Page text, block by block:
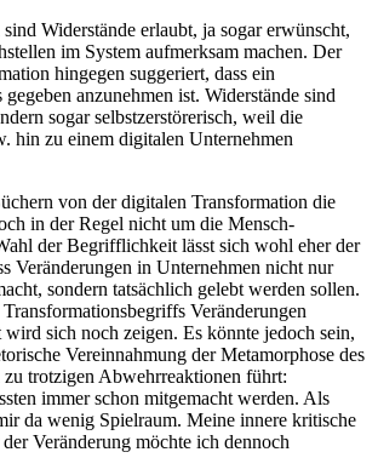
Widerstände erlaubt, ja sogar erwünscht,
im System aufmerksam machen. Der
hingegen suggeriert, dass ein
anzunehmen ist. Widerstände sind
sogar selbstzerstörerisch, weil die
hin zu einem digitalen Unternehmen
von der digitalen Transformation die
in der Regel nicht um die Mensch-
der Begrifflichkeit lässt sich wohl eher der
Veränderungen in Unternehmen nicht nur
sondern tatsächlich gelebt werden sollen.
Veränderungen
sich noch zeigen. Es könnte jedoch sein,
Vereinnahmung der Metamorphose des
zu trotzigen Abwehrreaktionen führt:
immer schon mitgemacht werden. Als
da wenig Spielraum. Meine innere kritische
Veränderung möchte ich dennoch